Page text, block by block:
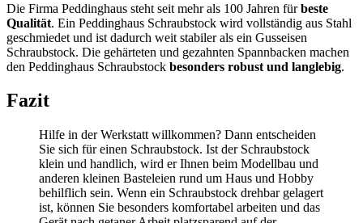
Die Firma Peddinghaus steht seit mehr als 100 Jahren fürbeste
Qualität. Ein Peddinghaus Schraubstock wird vollständig aus Stahl
geschmiedet und ist dadurch weit stabiler als ein Gusseisen
Schraubstock. Die gehärteten und gezahnten Spannbacken machen
den Peddinghaus Schraubstock besonders robust und langlebig.
Fazit
Hilfe in der Werkstatt willkommen? Dann entscheiden
Sie sich für einen Schraubstock. Ist der Schraubstock
klein und handlich, wird er Ihnen beim Modellbau und
anderen kleinen Basteleien rund um Haus und Hobby
behilflich sein. Wenn ein Schraubstock drehbar gelagert
ist, können Sie besonders komfortabel arbeiten und das